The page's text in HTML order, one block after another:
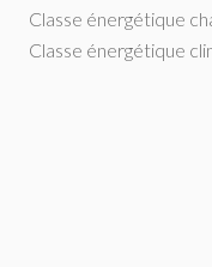
Classe énergétique
Classe énergétique